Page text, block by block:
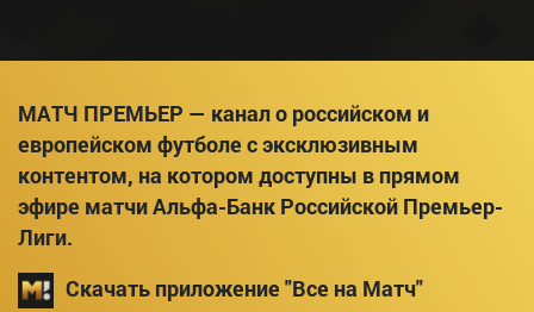
МАТЧ ПРЕМЬЕР — канал о российском и
европейском футболе с эксклюзивным
контентом, на котором доступны в прямом
эфире матчи Альфа-Банк Российской Премьер-
Лиги.
Скачать приложение "Все на Матч"